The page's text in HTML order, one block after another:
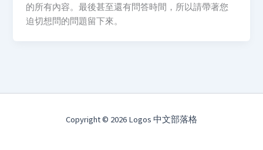
的所有內容。最後甚至還有問答時間，所以請帶著您
迫切想問的問題留下來。
Copyright © 2026 Logos 中文部落格